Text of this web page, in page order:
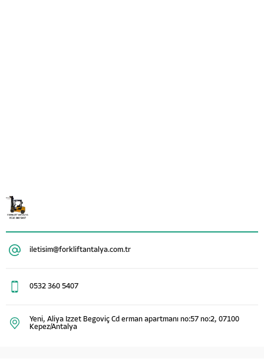
iletisim@forkliftantalya.com.tr
0532 360 5407
Yeni, Aliya Izzet Begoviç Cd erman apartmanı no:57 no:2, 07100
Kepez/Antalya